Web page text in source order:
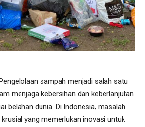
sampah menjadi salah satu
menjaga kebersihan dan keberlanjutan
belahan dunia. Di Indonesia, masalah
yang memerlukan inovasi untuk